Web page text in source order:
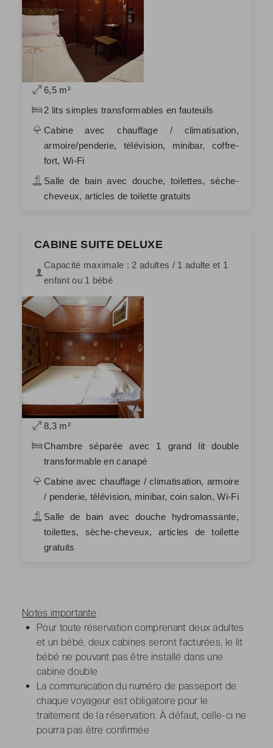
6,5 m²
2 lits simples transformables en fauteuils
Cabine avec chauffage / climatisation,
armoire/penderie, télévision, minibar, coffre-
fort, Wi-Fi
Salle de bain avec douche, toilettes, sèche-
cheveux, articles de toilette gratuits
CABINE SUITE DELUXE
Capacité maximale : 2 adultes / 1 adulte et 1
enfant ou 1 bébé
8,3 m²
Chambre séparée avec 1 grand lit double
transformable en canapé
Cabine avec chauffage / climatisation, armoire
/ penderie, télévision, minibar, coin salon, Wi-Fi
Salle de bain avec douche hydromassante,
toilettes, sèche-cheveux, articles de toilette
gratuits
Notes importante :
Pour toute réservation comprenant deux adultes
et un bébé, deux cabines seront facturées, le lit
bébé ne pouvant pas être installé dans une
cabine double
La communication du numéro de passeport de
chaque voyageur est obligatoire pour le
traitement de la réservation. À défaut, celle-ci ne
pourra pas être confirmée